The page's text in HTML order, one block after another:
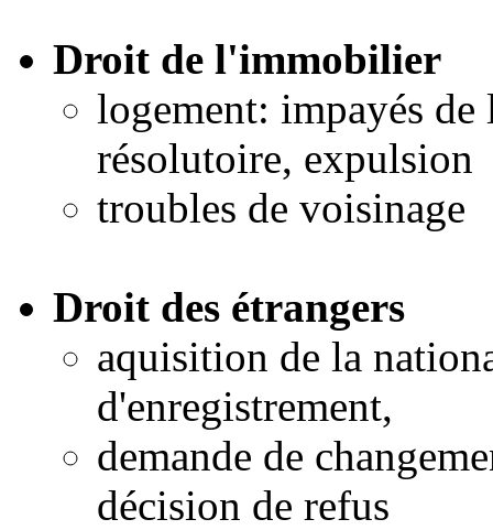
Droit de l'immobilier
logement: impayés
résolutoire, expulsion
troubles de voisinage
Droit des étrangers
aquisition de la
d'enregistrement,
demande de
décision de refus